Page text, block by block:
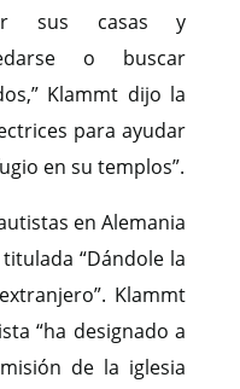
sus casas y
o buscar
Klammt dijo la
para ayudar
en su templos”.
en Alemania
“Dándole la
Klammt
“ha designado a
de la iglesia